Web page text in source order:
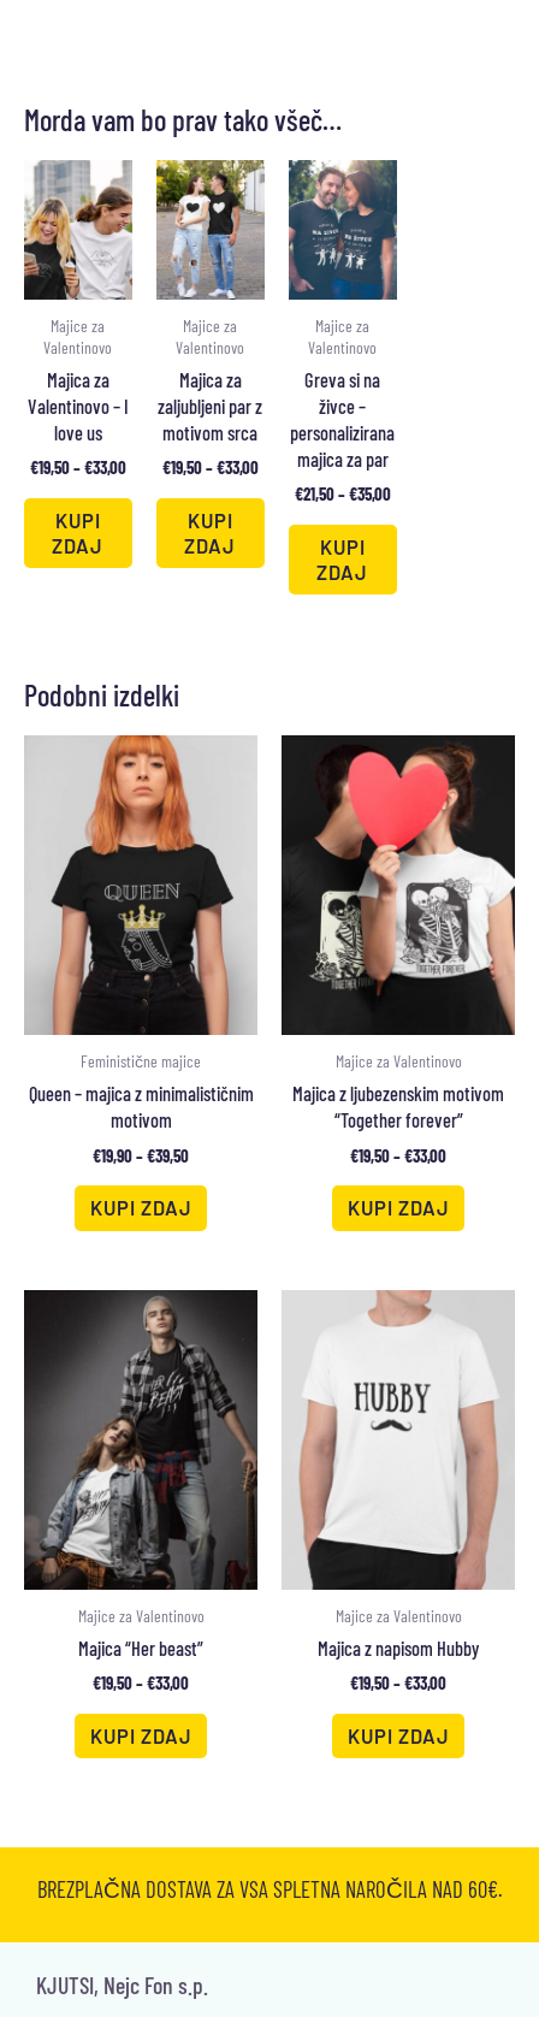
Morda vam bo prav tako všeč…
Majice za
Valentinovo
Majica za
Valentinovo – I
love us
€19,50–€33,00
KUPI
ZDAJ
Majice za
Valentinovo
Majica za
zaljubljeni par z
motivom srca
€19,50–€33,00
KUPI
ZDAJ
Majice za
Valentinovo
Greva si na
živce –
personalizirana
majica za par
€21,50–€35,00
KUPI
ZDAJ
Podobni izdelki
Feministične majice
Queen – majica z minimalističnim
motivom
€19,90–€39,50
KUPI ZDAJ
Majice za Valentinovo
Majica z ljubezenskim motivom
“Together forever”
€19,50–€33,00
KUPI ZDAJ
Majice za Valentinovo
Majica “Her beast”
€19,50–€33,00
KUPI ZDAJ
Majice za Valentinovo
Majica z napisom Hubby
€19,50–€33,00
KUPI ZDAJ
BREZPLAČNA DOSTAVA ZA VSA SPLETNA NAROČILA NAD 60€.
KJUTSI, Nejc Fon s.p.